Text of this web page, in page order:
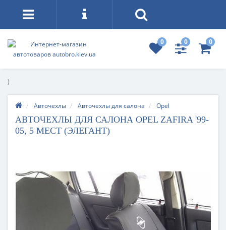
0 0 0
)
Авточехлы Авточехлы для салона Opel
АВТОЧЕХЛЫ ДЛЯ САЛОНА OPEL ZAFIRA '99-
05, 5 МЕСТ (ЭЛЕГАНТ)